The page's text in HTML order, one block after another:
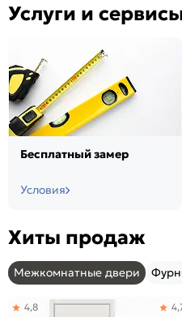
Услуги и
Бесплатный замер
Условия
Хиты продаж
Межкомнатные двери
4,8